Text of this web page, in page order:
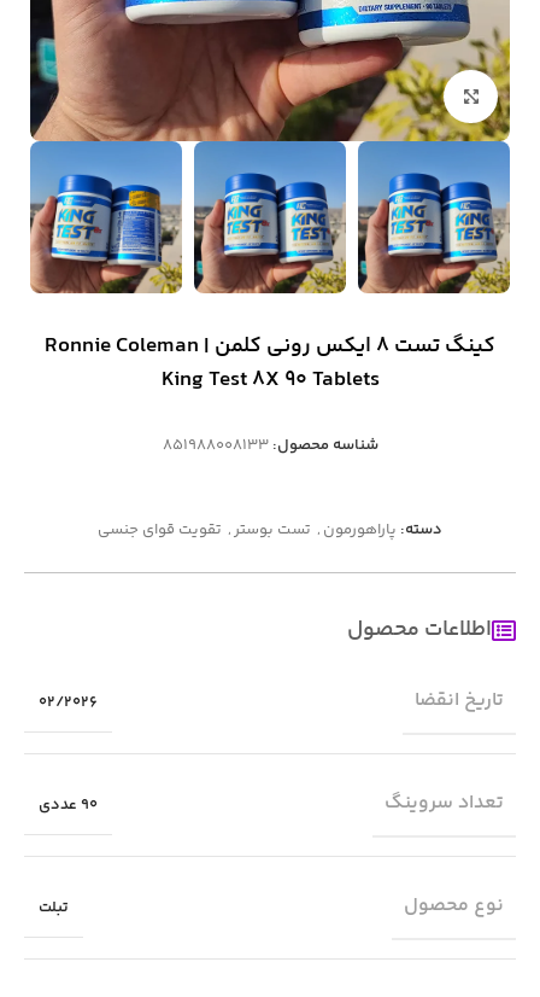
بزرگنمایی تصویر
کینگ تست 8 ایکس رونی کلمن | Ronnie Coleman
King Test 8X 90 Tablets
شناسه محصول:851988008133
دسته: پاراهورمون , تست بوستر, تقویت قوای جنسی
اطلاعات محصول
تاریخ انقضا 02/2026
تعداد سروینگ 90 عددی
نوع محصول تبلت